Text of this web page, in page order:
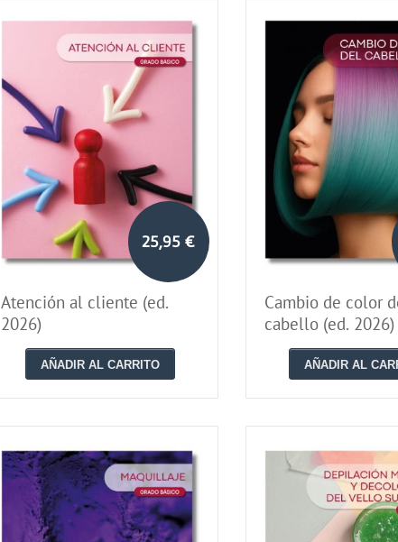
25,95 €
Atención al cliente (ed.
2026)
AÑADIR AL CARRITO
Cambio de color
cabello (ed. 2026)
AÑADIR AL